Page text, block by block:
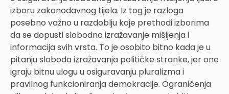
izboru zakonodavnog tijela. Iz tog je razloga
posebno važno u razdoblju koje prethodi izborima
da se dopusti slobodno izražavanje mišljenja i
informacija svih vrsta. To je osobito bitno kada je u
pitanju sloboda izražavanja političke stranke, jer one
igraju bitnu ulogu u osiguravanju pluralizma i
pravilnog funkcioniranja demokracije. Ograničenja